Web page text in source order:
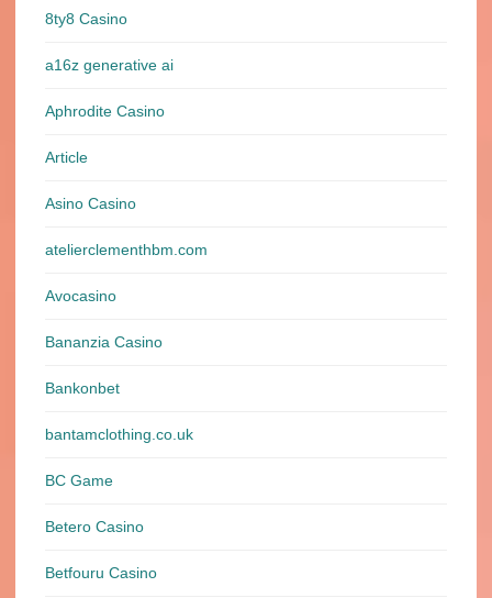
8ty8 Casino
a16z generative ai
Aphrodite Casino
Article
Asino Casino
atelierclementhbm.com
Avocasino
Bananzia Casino
Bankonbet
bantamclothing.co.uk
BC Game
Betero Casino
Betfouru Casino